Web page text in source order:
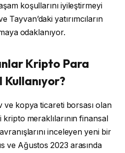
koşullarını iyileştirmeyi
yatırımcıların
odaklanıyor.
Kripto Para
Kullanıyor?
kopya ticareti borsası olan
meraklılarının finansal
inceleyen yeni bir
ve Ağustos 2023 arasında